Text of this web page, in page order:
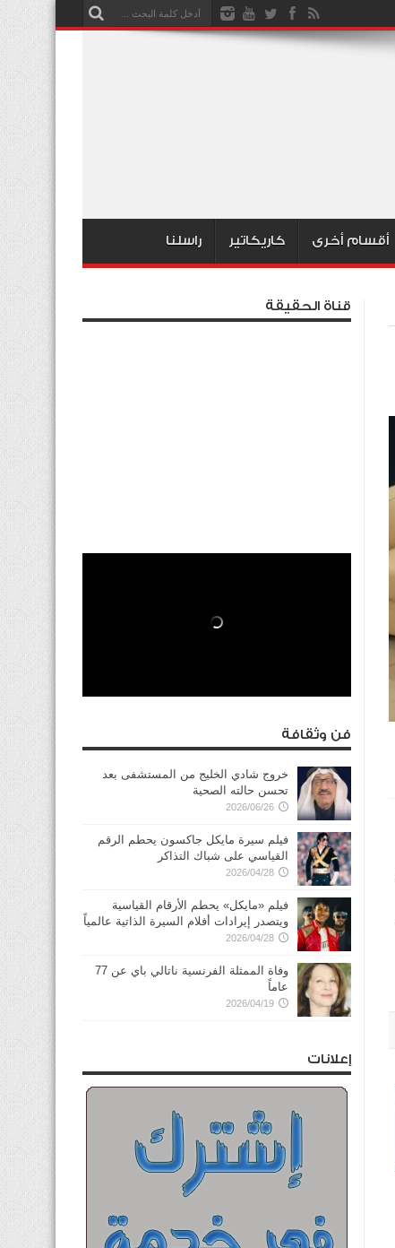
أقسام أخرى كاريكاتير راسلنا
قناة الحقيقة
فن وثقافة
خروج شادي الخليج من المستشفى بعد
تحسن حالته الصحية
2026/06/26
فيلم سيرة مايكل جاكسون يحطم الرقم
القياسي على شباك التذاكر
2026/04/28
فيلم «مايكل» يحطم الأرقام القياسية
ويتصدر إيرادات أفلام السيرة الذاتية عالمياً
2026/04/28
وفاة الممثلة الفرنسية ناتالي باي عن 77
عاماً
2026/04/19
إعلانات